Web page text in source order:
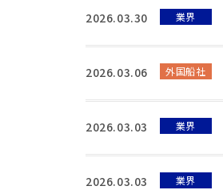
2026.03.30 業界
2026.03.06 外国船社
2026.03.03 業界
2026.03.03 業界